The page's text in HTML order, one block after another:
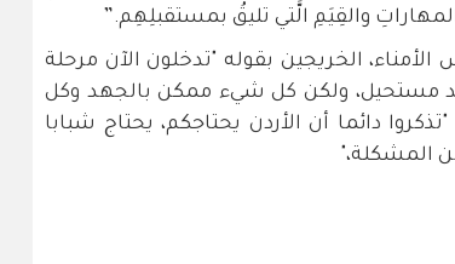
والقِيَمِ الَّتي تليقُ بمستقبلِهِم.”
الخريجين بقوله "تدخلون الآن مرحلة
مستحيل، ولكن كل شيء ممكن بالجهد وكل
دائما أن الأردن يحتاجكم، يحتاج شبابا
المشكلة،"